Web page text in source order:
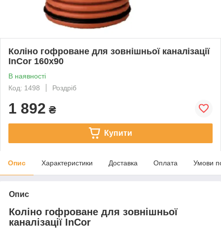
Коліно гофроване для зовнішньої каналізації
InCor 160х90
В наявності
Код: 1498
Роздріб
1 892 ₴
Купити
Опис Характеристики Доставка Оплата Умови
Опис
Коліно гофроване для зовнішньої
каналізації InCor